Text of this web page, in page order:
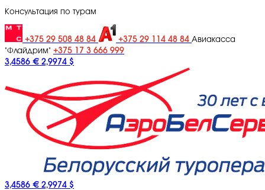
Консультация по турам
+375 29 508 48 84 +375 29 114 48 84 Авиакасса
"Флайдрим" +375 17 3 666 999
3,4586 € 2,9974 $
3,4586 € 2,9974 $